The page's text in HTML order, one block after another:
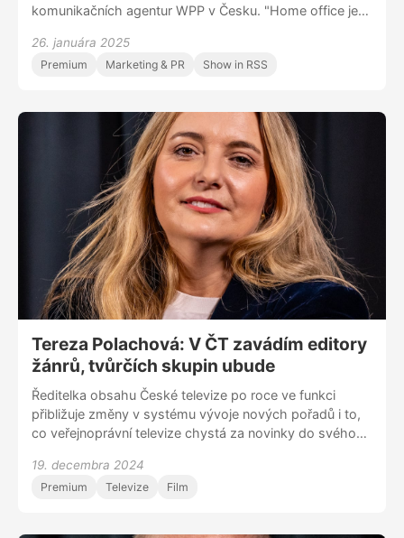
komunikačních agentur WPP v Česku. "Home office je
trvají dny, nebo měsíce. Až taková situace skončí, pak
je správně se vrátit do kanceláře." Mluví též o
26. januára 2025
Premium Marketing & PR Show in RSS
Tereza Polachová: V ČT zavádím editory
žánrů, tvůrčích skupin ubude
Ředitelka obsahu České televize po roce ve funkci
přibližuje změny v systému vývoje nových pořadů i to,
co veřejnoprávní televize chystá za novinky do svého
HBO rekapituluje tvorbu pro placenou televizi.
19. decembra 2024
Premium Televize Film